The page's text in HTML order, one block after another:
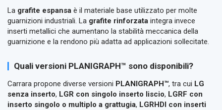
La grafite espansa è il materiale base utilizzato per molte
guarnizioni industriali. La grafite rinforzata integra invece
inserti metallici che aumentano la stabilità meccanica della
guarnizione e la rendono più adatta ad applicazioni sollecitate.
Quali versioni PLANIGRAPH™ sono disponibili?
Carrara propone diverse versioni PLANIGRAPH™, tra cui LG
senza inserto, LGR con singolo inserto liscio, LGRF con
inserto singolo o multiplo a grattugia, LGRHDI con inserti